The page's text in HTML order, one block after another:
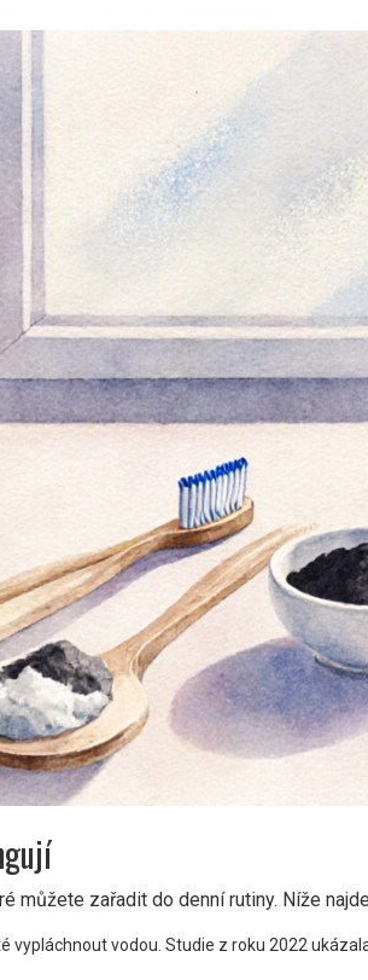
můžete zařadit do denní rutiny. Níže
vypláchnout vodou. Studie z roku 2022